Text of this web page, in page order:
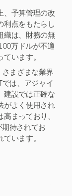
、予算管理の改
利点をもたらし
織は、財務の無
万ドルが不適
います。
まざまな業界
は、アジャイ
建設では正確な
がよく使用され
まっており、
待されてお
います。